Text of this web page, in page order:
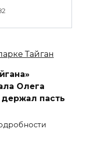
Олега
держал пасть